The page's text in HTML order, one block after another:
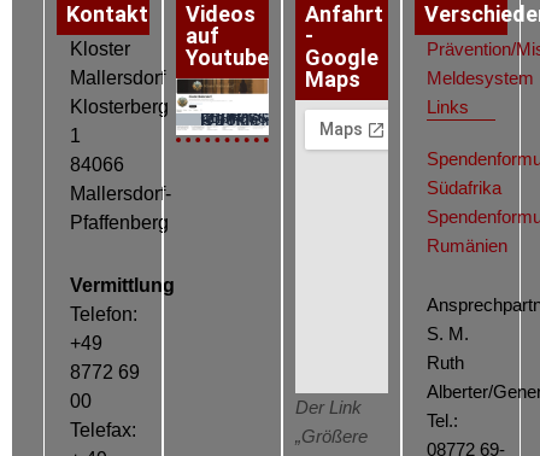
Kontakt
Kloster
Mallersdorf
Klosterberg
1
84066
Mallersdorf-
Pfaffenberg
Vermittlung
Telefon:
+49
8772 69
00
Telefax:
Videos
auf
Youtube
Datenschutz
Impressum
Cookie-Richtlinie (EU)
Anfahrt
-
Google
Maps
Der Link
„Größere
Prävention/
Meldesystem
Links
Südafrika
Rumänien
S. M.
Ruth
Alberter/
Tel.:
08772 69-